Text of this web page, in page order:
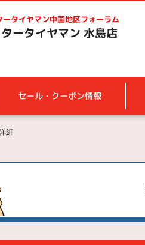
ータイヤマン中国地区フォーラム
ータイヤマン 水島店
セール・クーポン情報
細